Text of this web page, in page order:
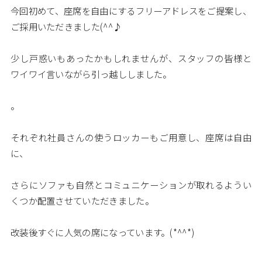
今回初めて、座席を自由にするフリーアドレスをご提案し、
ご採用いただきました(^^♪
少し戸惑いもあったかもしれませんが、スタッフの皆様と
ワイワイ言いながら引っ越ししました。
。
それぞれ社員さんの使うロッカーもご用意し、座席は自由
に、
さらにソファも自然とコミュニケーションが取れるようい
くつか配置させていただきました。
改装後すぐに人気の席になっています。(*^^*)